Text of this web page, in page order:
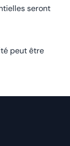
seront
peut être